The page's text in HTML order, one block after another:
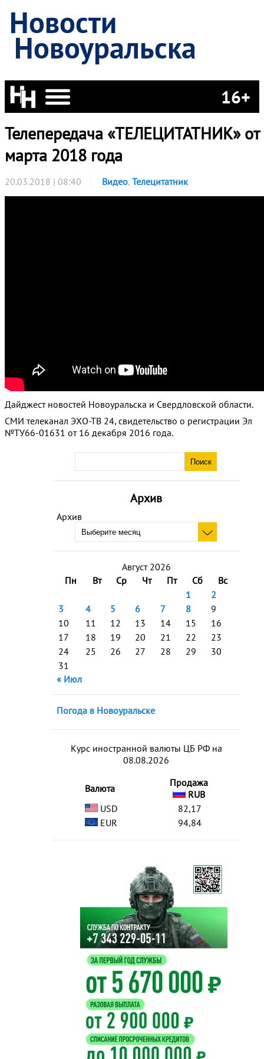
Новости
Новоуральска
16+
Архив
Архив
Август 2026
Пн
Вт Ср Чт Пт Сб
Вс
1
2
3
4 5 6 7 8
9
10
11 12 13 14 15
16
17
18 19 20 21 22
23
24
25 26 27 28 29
30
31
« Июл
Погода в Новоуральске
Курс иностранной валюты ЦБ РФ на
08.08.2026
Валюта
Продажа
RUB
USD
82,17
EUR
94,84
Телепередача «ТЕЛЕЦИТАТНИК» от
марта 2018 года
20.03.2018 | 08:40 Видео, Телецитатник
Дайджест новостей Новоуральска и Свердловской области.
СМИ телеканал ЭХО-ТВ 24, свидетельство о регистрации Эл
№ТУ66-01631 от 16 декабря 2016 года.